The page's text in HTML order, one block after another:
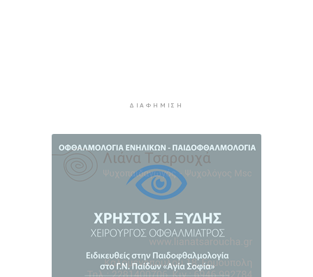
Ρούσσου στα 800μ.
5 ώρες 45 λεπτά πρίν
ΔΙΑΦΉΜΙΣΗ